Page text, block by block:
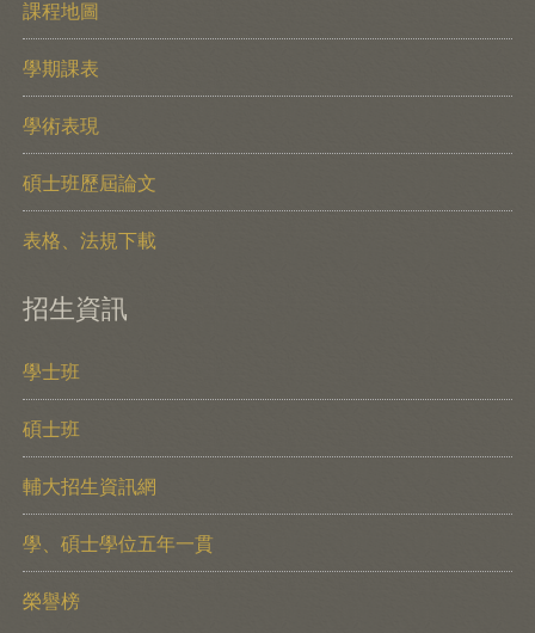
課程地圖
學期課表
學術表現
碩士班歷屆論文
表格、法規下載
招生資訊
學士班
碩士班
輔大招生資訊網
學、碩士學位五年一貫
榮譽榜